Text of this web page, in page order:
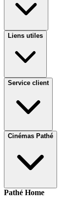
Liens utiles
Service client
Cinémas Pathé
Pathé Home